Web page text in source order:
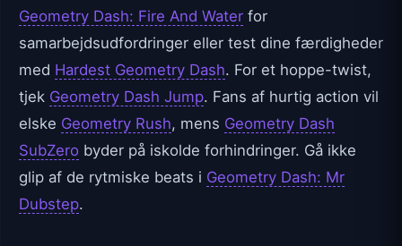
Geometry Dash: Fire And Water for
samarbejdsudfordringer eller test dine færdigheder
med Hardest Geometry Dash. For et hoppe-twist,
tjek Geometry Dash Jump. Fans af hurtig action vil
elske Geometry Rush, mens Geometry Dash
SubZero byder på iskolde forhindringer. Gå ikke
glip af de rytmiske beats i Geometry Dash: Mr
Dubstep.